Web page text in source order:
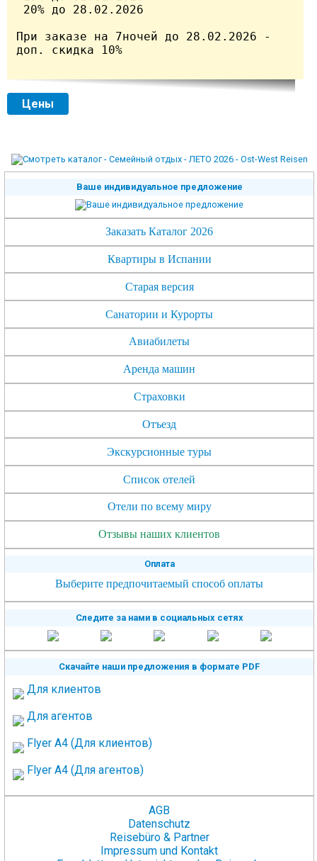
При заказе на 7ночей до 28.02.2026 -
доп. скидка 10%
Цены
Ваше индивидуальное предложение
Заказать Каталог 2026
Квартиры в Испании
Старая версия
Санатории и Курорты
Авиабилеты
Аренда машин
Страховки
Отъезд
Экскурсионные туры
Список отелей
Отели по всему миру
Отзывы наших клиентов
Оплата
Выберите предпочитаемый способ оплаты
Следите за нами в социальных сетях
Скачайте наши предложения в формате PDF
Для клиентов
Для агентов
Flyer A4 (Для клиентов)
Flyer A4 (Для агентов)
AGB
Datenschutz
Reisebüro & Partner
Impressum und Kontakt